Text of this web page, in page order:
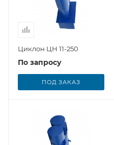
Циклон ЦН 11-250
По запросу
ПОД ЗАКАЗ